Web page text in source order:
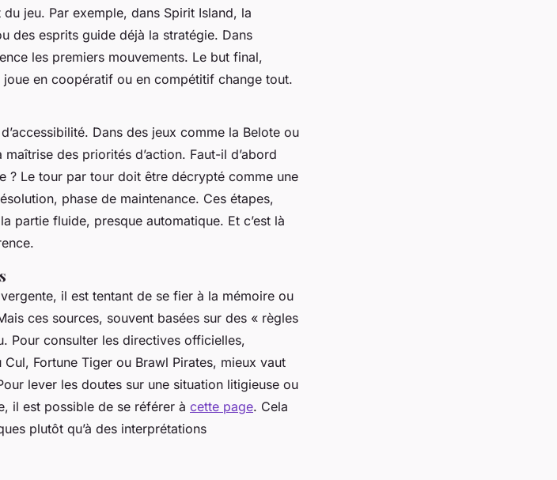
jeu. Par exemple, dans Spirit Island, la
des esprits guide déjà la stratégie. Dans
les premiers mouvements. Le but final,
en coopératif ou en compétitif change tout.
Dans des jeux comme la Belote ou
des priorités d’action. Faut-il d’abord
? Le tour par tour doit être décrypté comme une
phase de maintenance. Ces étapes,
partie fluide, presque automatique. Et c’est là
il est tentant de se fier à la mémoire ou
ces sources, souvent basées sur des « règles
Pour consulter les directives officielles,
Cul, Fortune Tiger ou Brawl Pirates, mieux vaut
lever les doutes sur une situation litigieuse ou
il est possible de se référer à cette page. Cela
plutôt qu’à des interprétations